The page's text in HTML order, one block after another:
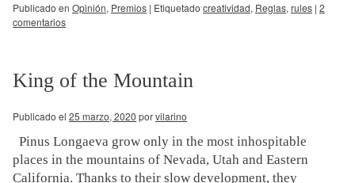
Publicado en Opinión, Premios | Etiquetado creatividad, Reglas, rules | 2
comentarios
King of the Mountain
Publicado el 25 marzo, 2020 porvilarino
Pinus Longaeva grow only in the most inhospitable
places in the mountains of Nevada, Utah and Eastern
California. Thanks to their slow development, they